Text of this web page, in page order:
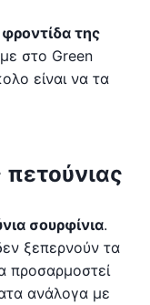
της
στο Green
είναι να τα
πετούνιας
σουρφίνια.
ξεπερνούν τα
προσαρμοστεί
ανάλογα με